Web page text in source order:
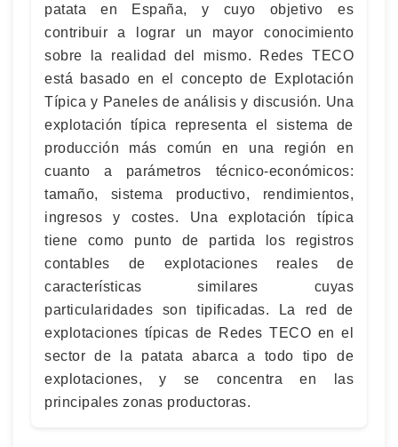
patata en España, y cuyo objetivo es
contribuir a lograr un mayor conocimiento
sobre la realidad del mismo. Redes TECO
está basado en el concepto de Explotación
Típica y Paneles de análisis y discusión. Una
explotación típica representa el sistema de
producción más común en una región en
cuanto a parámetros técnico-económicos:
tamaño, sistema productivo, rendimientos,
ingresos y costes. Una explotación típica
tiene como punto de partida los registros
contables de explotaciones reales de
características similares cuyas
particularidades son tipificadas. La red de
explotaciones típicas de Redes TECO en el
sector de la patata abarca a todo tipo de
explotaciones, y se concentra en las
principales zonas productoras.